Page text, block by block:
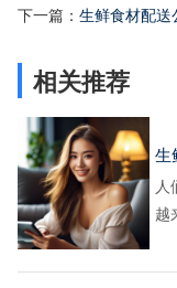
下一篇： 生鲜食材配
相关推荐
人
越